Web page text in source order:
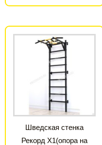
Шведская стенка
Рекорд X1(опора на